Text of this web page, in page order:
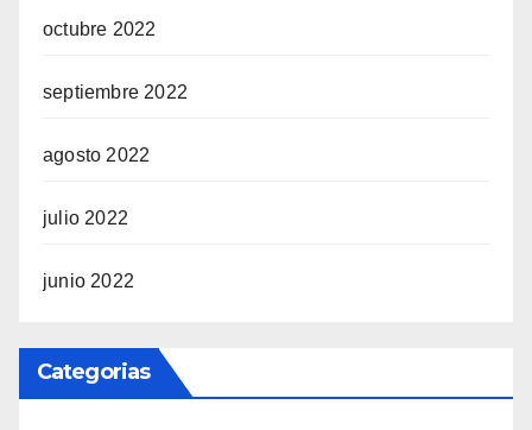
octubre 2022
septiembre 2022
agosto 2022
julio 2022
junio 2022
Categorias